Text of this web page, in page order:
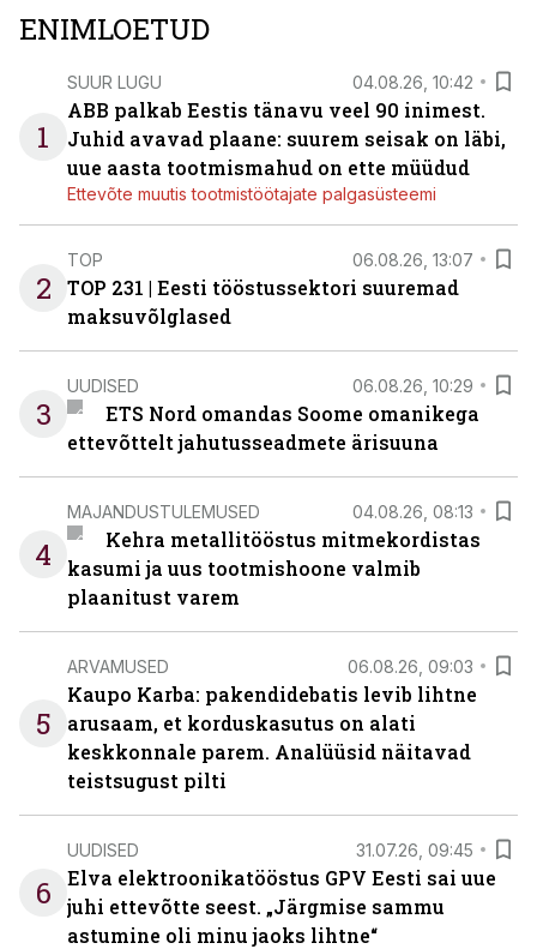
ENIMLOETUD
1
SUUR LUGU 04.08.26, 10:42
ABB palkab Eestis tänavu veel 90 inimest.
Juhid avavad plaane: suurem seisak on läbi,
uue aasta tootmismahud on ette müüdud
Ettevõte muutis tootmistöötajate palgasüsteemi
2
TOP 06.08.26, 13:07
TOP 231 | Eesti tööstussektori suuremad
maksuvõlglased
3
UUDISED 06.08.26, 10:29
ETS Nord omandas Soome omanikega
ettevõttelt jahutusseadmete ärisuuna
4
MAJANDUSTULEMUSED 04.08.26, 08:13
Kehra metallitööstus mitmekordistas
kasumi ja uus tootmishoone valmib
plaanitust varem
5
ARVAMUSED 06.08.26, 09:03
Kaupo Karba: pakendidebatis levib lihtne
arusaam, et korduskasutus on alati
keskkonnale parem. Analüüsid näitavad
teistsugust pilti
6
UUDISED 31.07.26, 09:45
Elva elektroonikatööstus GPV Eesti sai uue
juhi ettevõtte seest. „Järgmise sammu
astumine oli minu jaoks lihtne“